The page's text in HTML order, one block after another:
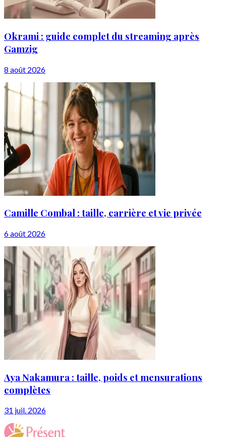
Okrami : guide complet du streaming après
Gamzig
8 août 2026
Camille Combal : taille, carrière et vie privée
6 août 2026
Aya Nakamura : taille, poids et mensurations
complètes
31 juil. 2026